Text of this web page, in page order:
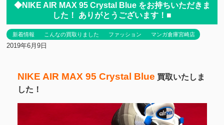
◆NIKE AIR MAX 95 Crystal Blue をお持ちいただきま
した！ ありがとうございます！■
新着情報 こんなの買取りました ファッション マンガ倉庫宮崎店
2019年6月9日
NIKE AIR MAX 95 Crystal Blue 買取いたしま
した！